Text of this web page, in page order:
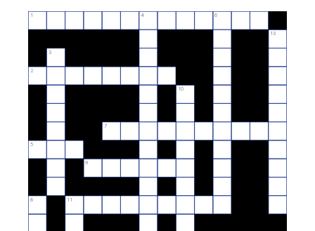
1 4 6
13
3
2
10
7
5
9
8 11